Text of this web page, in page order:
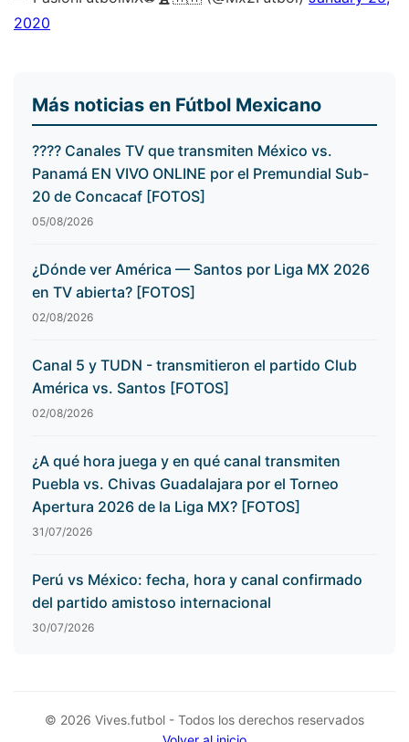
2020
Más noticias en Fútbol Mexicano
???? Canales TV que transmiten México vs.
Panamá EN VIVO ONLINE por el Premundial Sub-
20 de Concacaf [FOTOS]
05/08/2026
¿Dónde ver América — Santos por Liga MX 2026
en TV abierta? [FOTOS]
02/08/2026
Canal 5 y TUDN - transmitieron el partido Club
América vs. Santos [FOTOS]
02/08/2026
¿A qué hora juega y en qué canal transmiten
Puebla vs. Chivas Guadalajara por el Torneo
Apertura 2026 de la Liga MX? [FOTOS]
31/07/2026
Perú vs México: fecha, hora y canal confirmado
del partido amistoso internacional
30/07/2026
© 2026 Vives.futbol - Todos los derechos reservados